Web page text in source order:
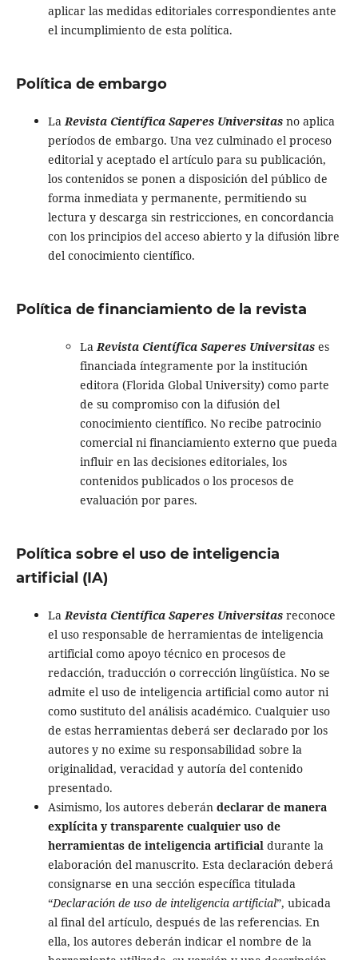
aplicar las medidas editoriales correspondientes ante
el incumplimiento de esta política.
Política de embargo
LaRevista Científica Saperes Universitas no aplica
períodos de embargo. Una vez culminado el proceso
editorial y aceptado el artículo para su publicación,
los contenidos se ponen a disposición del público de
forma inmediata y permanente, permitiendo su
lectura y descarga sin restricciones, en concordancia
con los principios del acceso abierto y la difusión libre
del conocimiento científico.
Política de financiamiento de la revista
LaRevista Científica Saperes Universitases
financiada íntegramente por la institución
editora (Florida Global University) como parte
de su compromiso con la difusión del
conocimiento científico. No recibe patrocinio
comercial ni financiamiento externo que pueda
influir en las decisiones editoriales, los
contenidos publicados o los procesos de
evaluación por pares.
Política sobre el uso de inteligencia
artificial (IA)
LaRevista Científica Saperes Universitasreconoce
el uso responsable de herramientas de inteligencia
artificial como apoyo técnico en procesos de
redacción, traducción o corrección lingüística. No se
admite el uso de inteligencia artificial como autor ni
como sustituto del análisis académico. Cualquier uso
de estas herramientas deberá ser declarado por los
autores y no exime su responsabilidad sobre la
originalidad, veracidad y autoría del contenido
presentado.
Asimismo, los autores deberán declarar de manera
explícita y transparente cualquier uso de
herramientas de inteligencia artificialdurante la
elaboración del manuscrito. Esta declaración deberá
consignarse en una sección específica titulada
“Declaración de uso de inteligencia artificial”, ubicada
al final del artículo, después de las referencias. En
ella, los autores deberán indicar el nombre de la